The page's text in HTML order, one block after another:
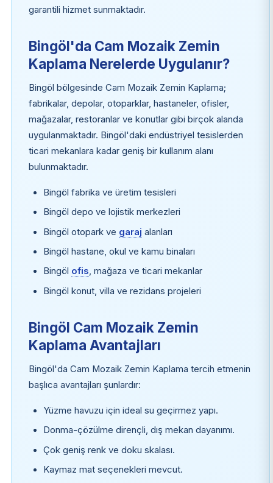
garantili hizmet sunmaktadır.
Bingöl'da Cam Mozaik Zemin
Kaplama Nerelerde Uygulanır?
Bingöl bölgesinde Cam Mozaik Zemin Kaplama;
fabrikalar, depolar, otoparklar, hastaneler, ofisler,
mağazalar, restoranlar ve konutlar gibi birçok alanda
uygulanmaktadır. Bingöl'daki endüstriyel tesislerden
ticari mekanlara kadar geniş bir kullanım alanı
bulunmaktadır.
Bingöl fabrika ve üretim tesisleri
Bingöl depo ve lojistik merkezleri
Bingöl otopark ve garaj alanları
Bingöl hastane, okul ve kamu binaları
Bingöl ofis, mağaza ve ticari mekanlar
Bingöl konut, villa ve rezidans projeleri
Bingöl Cam Mozaik Zemin
Kaplama Avantajları
Bingöl'da Cam Mozaik Zemin Kaplama tercih etmenin
başlıca avantajları şunlardır:
Yüzme havuzu için ideal su geçirmez yapı.
Donma-çözülme dirençli, dış mekan dayanımı.
Çok geniş renk ve doku skalası.
Kaymaz mat seçenekleri mevcut.